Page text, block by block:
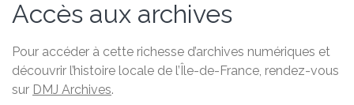
Accès aux archives
Pour accéder à cette richesse d’archives numériques et
découvrir l’histoire locale de l’Île-de-France, rendez-vous
sur DMJ Archives.